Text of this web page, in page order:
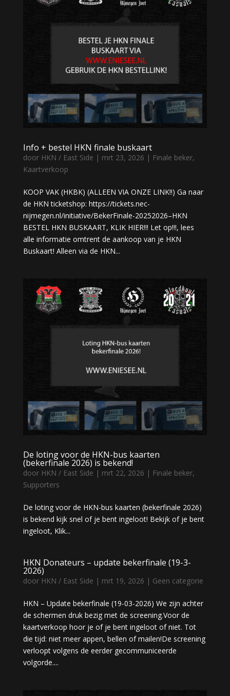
Info + bestel HKN finale buskaart
door HKN / East Side | mrt 23, 2026 | Finale beker,
Kaartverkoop
KOOP VAK (HKBK) (ALLEEN VIA ONZE LINK!!) Ga naar
de HKN ticketshop: https://tickets.nec-
nijmegen.nl/initiative/BekerFinale-20252026–HKN
BESTEL HKN BUSKAART, KLIK HIER!!! Let op!!!, lees
alle informatie omtrent de aankoop van je HKN
Buskaart! Alleen via de HKN...
De loting voor de HKN-bus kaarten
(bekerfinale 2026) is bekend!
door HKN / East Side | mrt 22, 2026 | Finale beker,
Supporters
De loting voor de HKN-bus kaarten (bekerfinale 2026)
is bekend kijk snel of je bent ingeloot! Bekijk of je bent
ingeloot, Klik...
HKN Donateurs – update bekerfinale (19-3-
2026)
door HKN / East Side | mrt 19, 2026 | Geen categorie
HKN – Update bekerfinale (19-03-2026) We zijn achter
de schermen druk bezig met de screening.Voor de
kaartverkoop hoor je of je bent ingeloot of niet. Tot
die tijd: niet meer appen, bellen of mailen!De screening
verloopt volgens de eerder gecommuniceerde
volgorde....